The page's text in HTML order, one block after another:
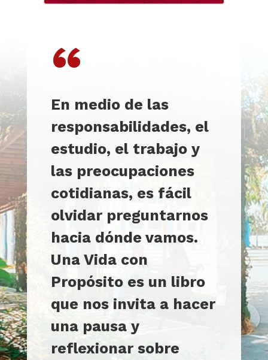
“
En medio de las
responsabilidades, el
estudio, el trabajo y
las preocupaciones
cotidianas, es fácil
olvidar preguntarnos
hacia dónde vamos.
Una Vida con
Propósito es un libro
que nos invita a hacer
una pausa y
reflexionar sobre